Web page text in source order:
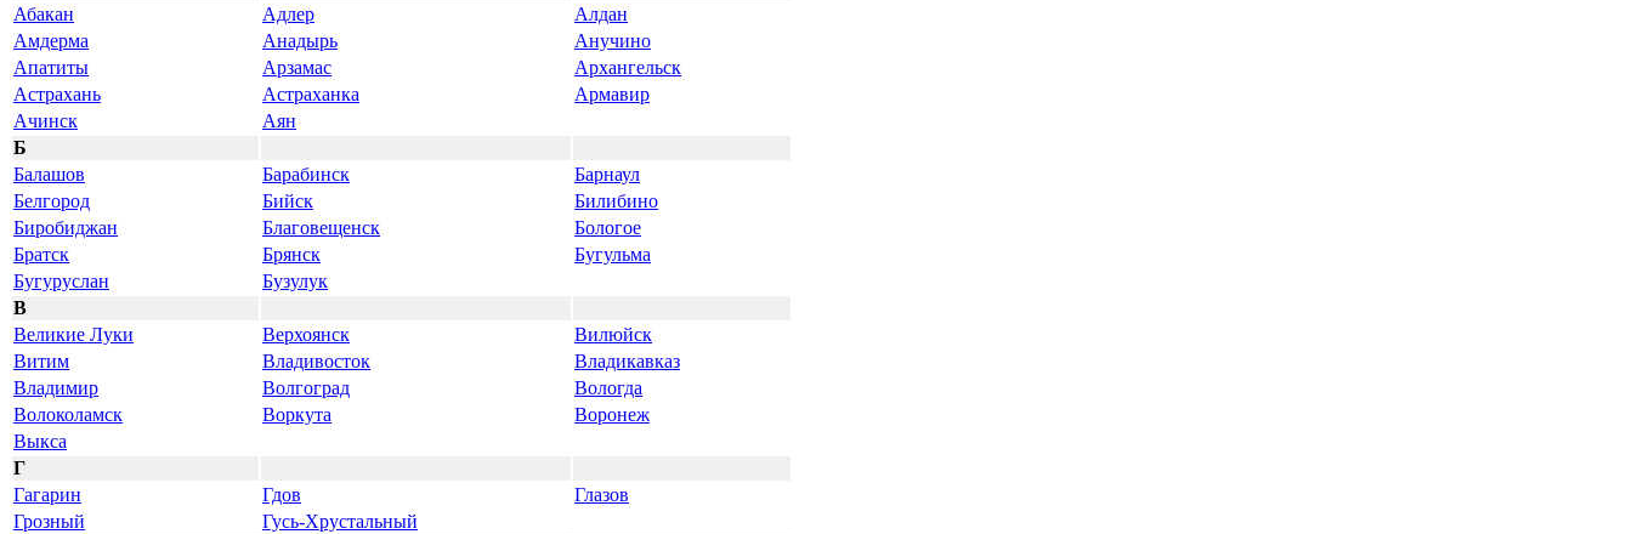
Абакан
Адлер
Алдан
Амдерма
Анадырь
Анучино
Апатиты
Арзамас
Архангельск
Астрахань
Астраханка
Армавир
Ачинск
Аян
Б
Балашов
Барабинск
Барнаул
Белгород
Бийск
Билибино
Биробиджан
Благовещенск
Бологое
Братск
Брянск
Бугульма
Бугуруслан
Бузулук
В
Великие Луки
Верхоянск
Вилюйск
Витим
Владивосток
Владикавказ
Владимир
Волгоград
Вологда
Волоколамск
Воркута
Воронеж
Выкса
Г
Гагарин
Гдов
Глазов
Грозный
Гусь-Хрустальный